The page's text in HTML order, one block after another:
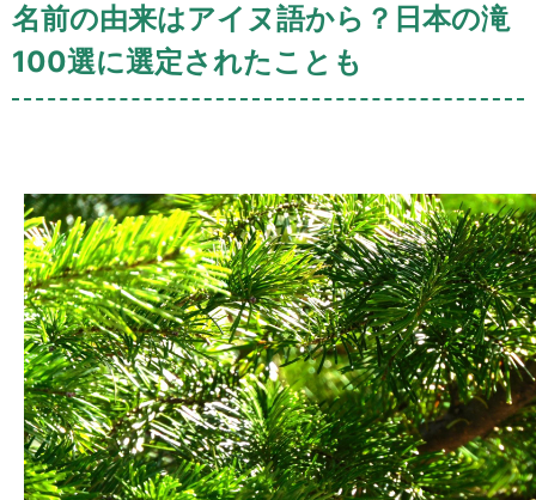
名前の由来はアイヌ語から？日本の滝
100選に選定されたことも